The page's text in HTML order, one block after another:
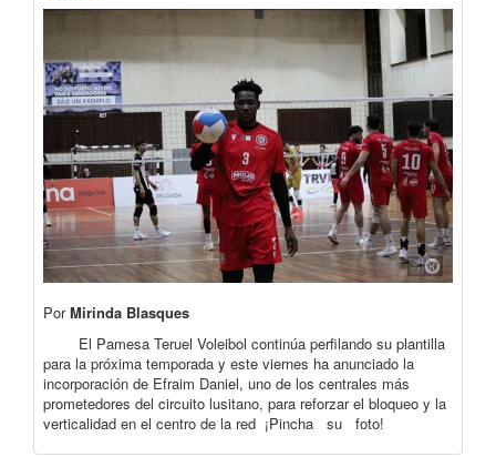
PorMirinda Blasques
El Pamesa Teruel Voleibol continúa perfilando su plantilla
para la próxima temporada y este viernes ha anunciado la
incorporación de Efraim Daniel, uno de los centrales más
prometedores del circuito lusitano, para reforzar el bloqueo y la
verticalidad en el centro de la red ¡Pincha su foto!